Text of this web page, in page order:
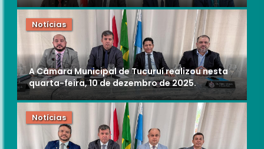
Notícias
A Câmara Municipal de Tucuruí realizou nesta
quarta-feira, 10 de dezembro de 2025.
Notícias